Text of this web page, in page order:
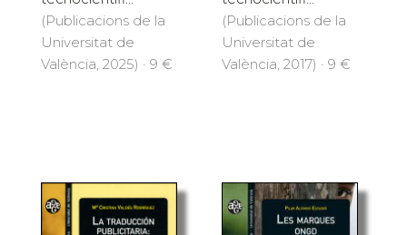
(Publicacions de la
Universitat de
València, 2025) · 9 €
(Publicacions de la
Universitat de
València, 2017) · 9 €